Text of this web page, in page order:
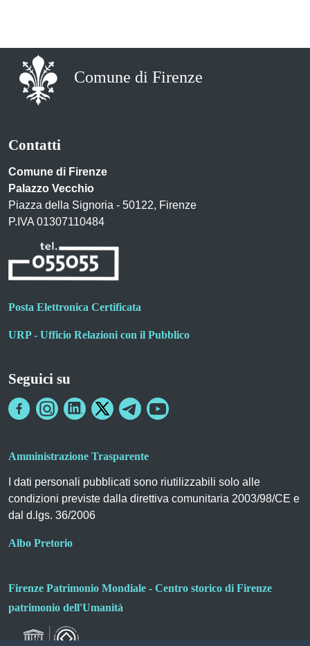
Comune di Firenze
Contatti
Comune di Firenze
Palazzo Vecchio
Piazza della Signoria - 50122, Firenze
P.IVA 01307110484
Posta Elettronica Certificata
URP - Ufficio Relazioni con il Pubblico
Seguici su
Amministrazione Trasparente
I dati personali pubblicati sono riutilizzabili solo alle
condizioni previste dalla direttiva comunitaria 2003/98/CE e
dal d.lgs. 36/2006
Albo Pretorio
Firenze Patrimonio Mondiale - Centro storico di Firenze
patrimonio dell'Umanità